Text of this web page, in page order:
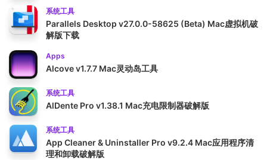
系统工具
Parallels Desktop v27.0.0-58625 (Beta) Mac虚拟机破
解版下载
Apps
Alcove v1.7.7 Mac灵动岛工具
系统工具
AlDente Pro v1.38.1 Mac充电限制器破解版
系统工具
App Cleaner & Uninstaller Pro v9.2.4 Mac应用程序清
理和卸载破解版